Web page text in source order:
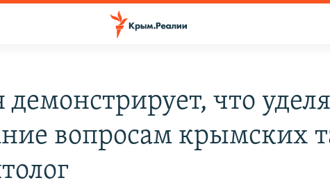
демонстрирует, что
вопросам крымских